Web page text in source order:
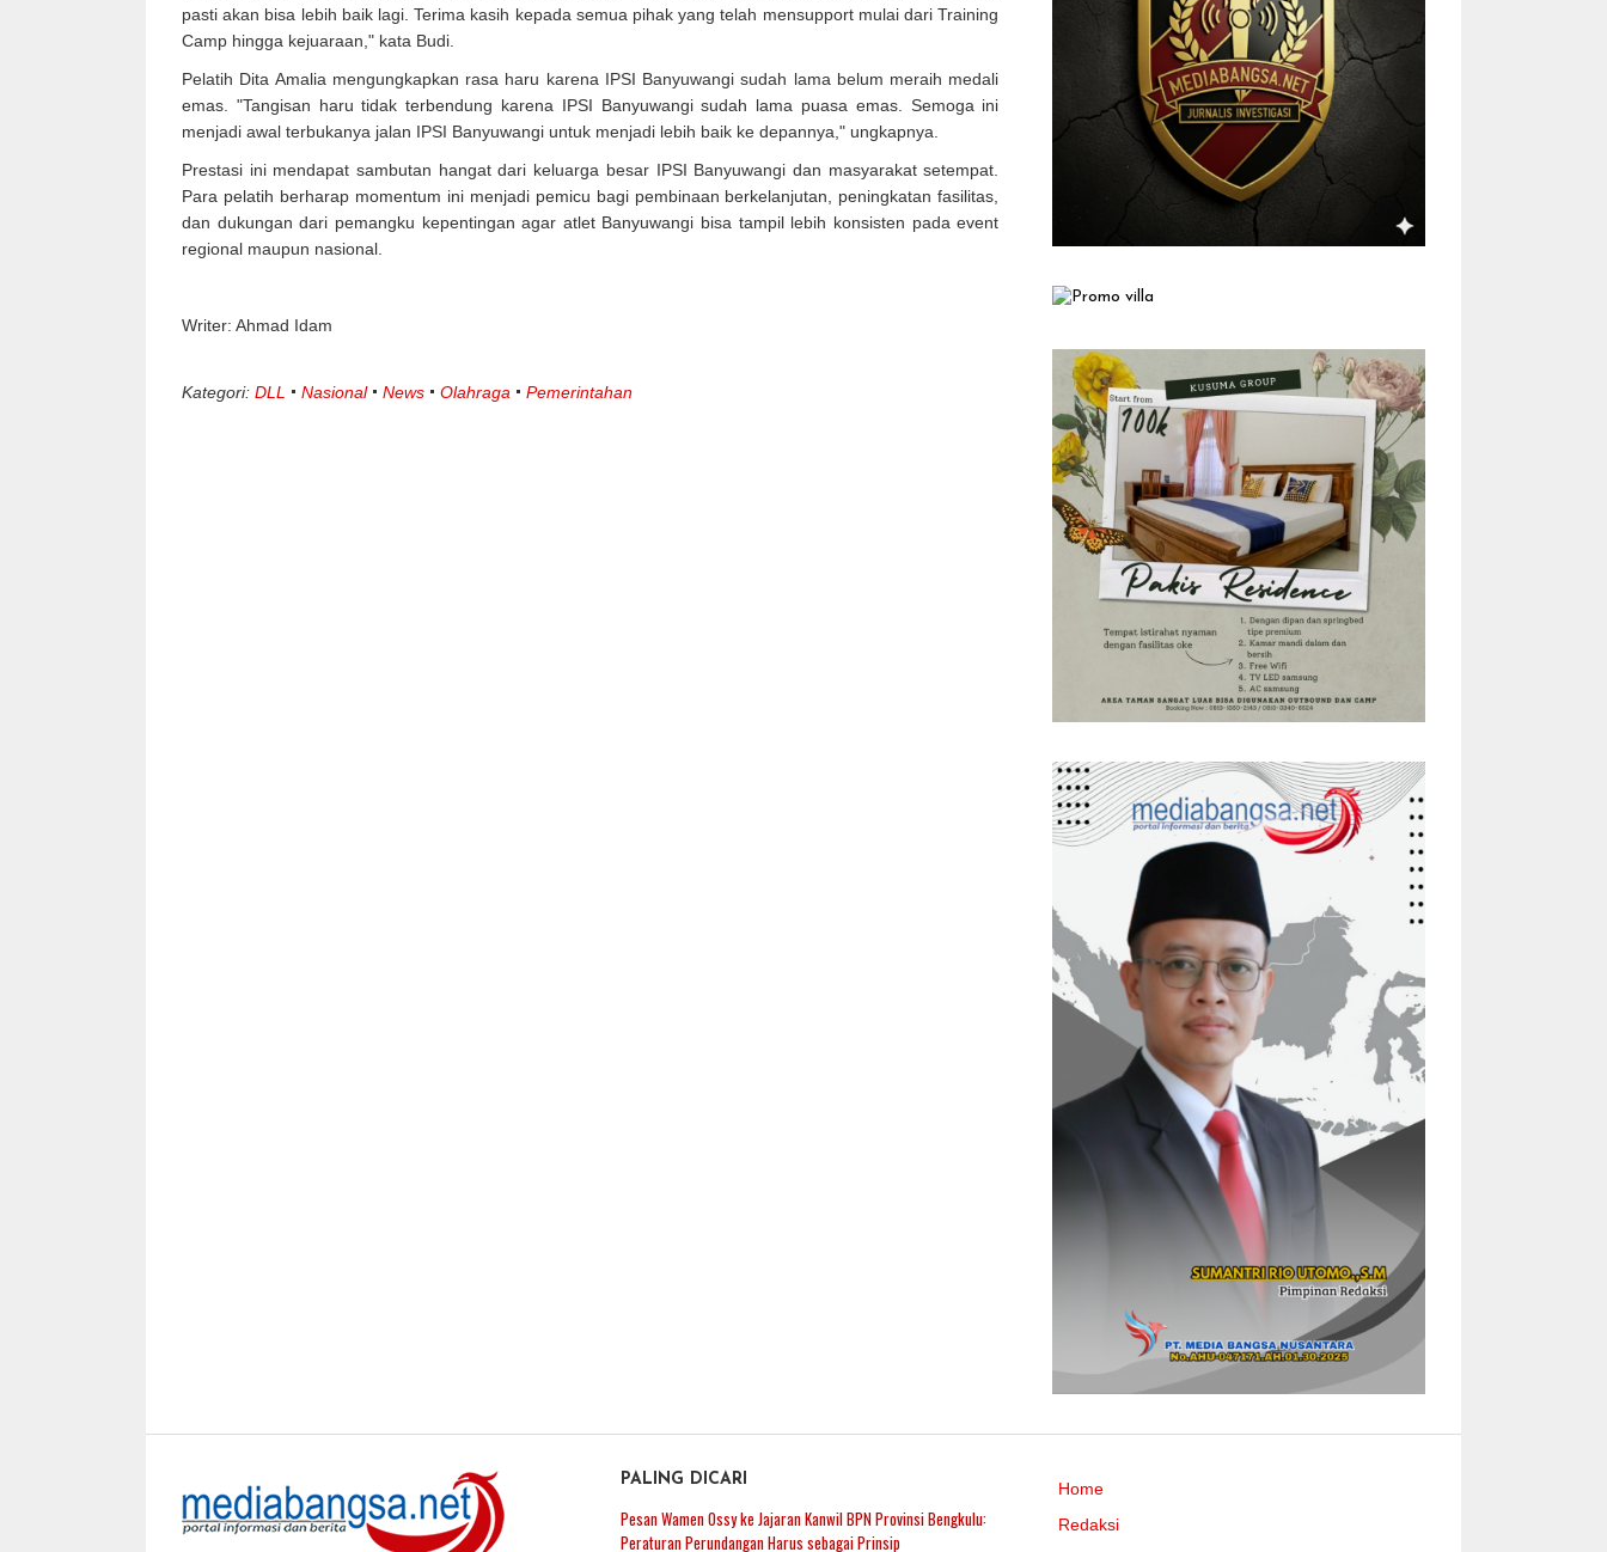
pasti akan bisa lebih baik lagi. Terima kasih kepada semua pihak yang telah mensupport mulai dari Training
Camp hingga kejuaraan," kata Budi.
Pelatih Dita Amalia mengungkapkan rasa haru karena IPSI Banyuwangi sudah lama belum meraih medali
emas. "Tangisan haru tidak terbendung karena IPSI Banyuwangi sudah lama puasa emas. Semoga ini
menjadi awal terbukanya jalan IPSI Banyuwangi untuk menjadi lebih baik ke depannya," ungkapnya.
Prestasi ini mendapat sambutan hangat dari keluarga besar IPSI Banyuwangi dan masyarakat setempat.
Para pelatih berharap momentum ini menjadi pemicu bagi pembinaan berkelanjutan, peningkatan fasilitas,
dan dukungan dari pemangku kepentingan agar atlet Banyuwangi bisa tampil lebih konsisten pada event
regional maupun nasional.
Writer: Ahmad Idam
Kategori: DLL Nasional News Olahraga Pemerintahan
PALING DICARI
Pesan Wamen Ossy ke Jajaran Kanwil BPN Provinsi Bengkulu:
Peraturan Perundangan Harus sebagai Prinsip
Home
Redaksi